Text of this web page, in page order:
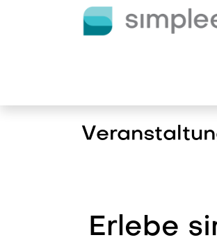
Zum Inhalt springen
Erlebe